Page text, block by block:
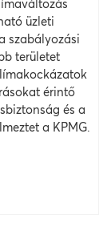
üzleti
szabályozási
területet
érintő
és a
a KPMG.